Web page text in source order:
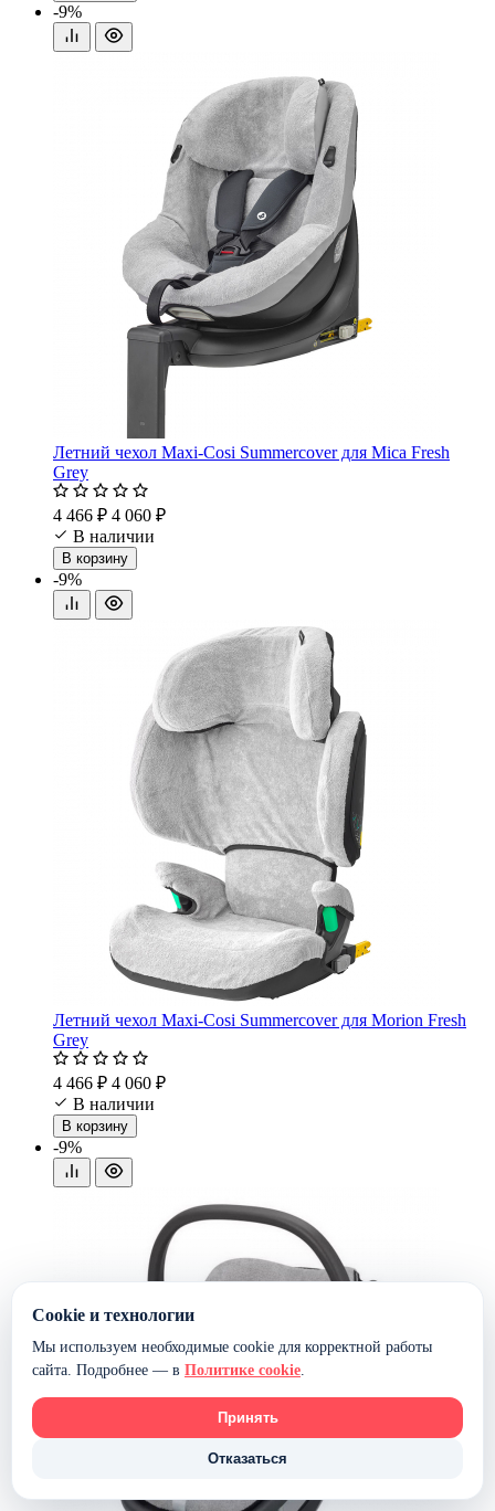
-9%
Летний чехол Maxi-Cosi Summercover для Mica Fresh
Grey
4 466 ₽ 4 060 ₽
В наличии
В корзину
-9%
Летний чехол Maxi-Cosi Summercover для Morion Fresh
Grey
4 466 ₽ 4 060 ₽
В наличии
В корзину
-9%
Cookie и технологии
Мы используем необходимые cookie для корректной работы
сайта. Подробнее — в Политике cookie.
Принять
Отказаться